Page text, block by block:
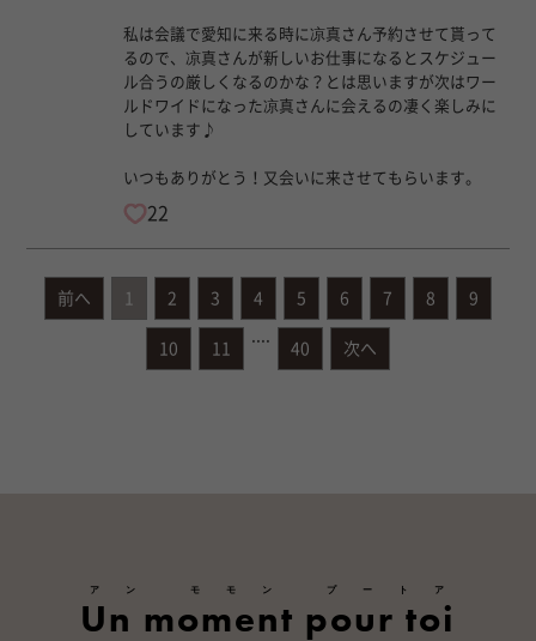
私は会議で愛知に来る時に凉真さん予約させて貰って
るので、凉真さんが新しいお仕事になるとスケジュー
ル合うの厳しくなるのかな？とは思いますが次はワー
ルドワイドになった凉真さんに会えるの凄く楽しみに
しています♪
いつもありがとう！又会いに来させてもらいます。
22
前へ 1 2 3 4 5 6 7 8 9
10 11 40 次へ
Un moment pour toi
アン モモン プートア